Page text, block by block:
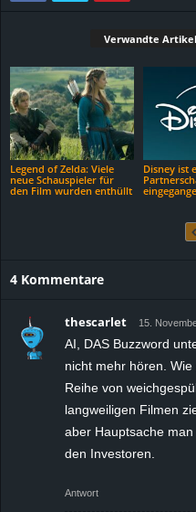
Verwandte Artikel
Legend of Zelda: Viele
neue Schauspieler für
den Film wurden enthüllt
Disney ist
4 Kommentare
thescarlet 15.
AI, DAS Buzzword
nicht mehr hören.
Reihe von
langweiligen Filmen
aber Hauptsache
den Investoren.
Antwort